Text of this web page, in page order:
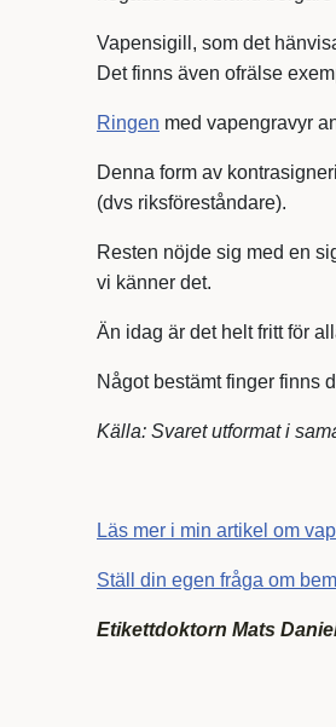
Vapensigill, som det
Det finns även ofrälse
Ringen med vapengravyr
Denna form av
(dvs riksföreståndare).
Resten nöjde sig med en
vi känner det.
Än idag är det helt fritt för
Något bestämt finger finns
Källa: Svaret utformat i
Läs mer i min artikel om
Ställ din egen fråga om
Etikettdoktorn Mats